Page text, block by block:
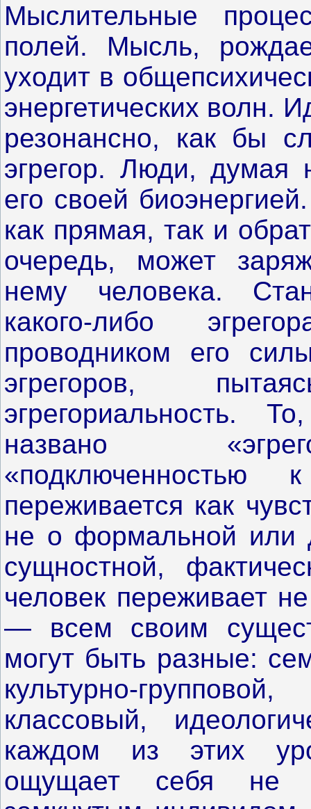
Мыслительные
полей. Мысль,
уходит в
энергетических волн.
резонансно, как бы
эгрегор. Люди, думая
его своей
как прямая, так и
очередь, может
нему человека.
какого-либо
проводником его
эгрегоров,
эгрегориальность.
названо
«подключенностью
переживается как
не о формальной или
сущностной,
человек переживает
— всем своим
могут быть разные:
культурно-
классовый,
каждом из этих
ощущает себя не